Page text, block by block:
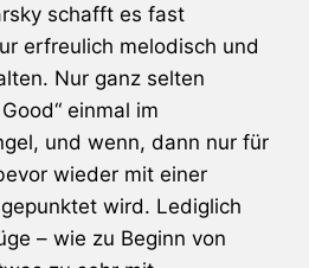
schafft es fast
erfreulich melodisch und
Nur ganz selten
einmal im
und wenn, dann nur für
wieder mit einer
wird. Lediglich
– wie zu Beginn von